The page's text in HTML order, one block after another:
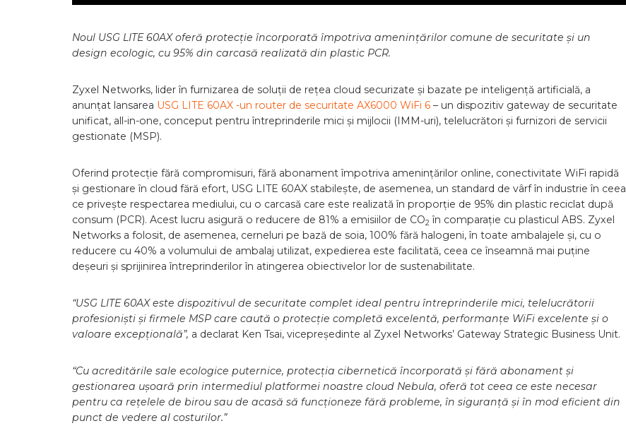
Noul USG LITE 60AX oferă protecție încorporată împotriva amenințărilor comune de securitate și un
design ecologic, cu 95% din carcasă realizată din plastic PCR.
Zyxel Networks, lider în furnizarea de soluții de rețea cloud securizate și bazate pe inteligență artificială, a
anunțat lansarea USG LITE 60AX -un router de securitate AX6000 WiFi 6 – un dispozitiv gateway de securitate
unificat, all-in-one, conceput pentru întreprinderile mici și mijlocii (IMM-uri), telelucrători și furnizori de servicii
gestionate (MSP).
Oferind protecție fără compromisuri, fără abonament împotriva amenințărilor online, conectivitate WiFi rapidă
și gestionare în cloud fără efort, USG LITE 60AX stabilește, de asemenea, un standard de vârf în industrie în ceea
ce privește respectarea mediului, cu o carcasă care este realizată în proporție de 95% din plastic reciclat după
consum (PCR). Acest lucru asigură o reducere de 81% a emisiilor de CO2 în comparație cu plasticul ABS. Zyxel
Networks a folosit, de asemenea, cerneluri pe bază de soia, 100% fără halogeni, în toate ambalajele și, cu o
reducere cu 40% a volumului de ambalaj utilizat, expedierea este facilitată, ceea ce înseamnă mai puține
deșeuri și sprijinirea întreprinderilor în atingerea obiectivelor lor de sustenabilitate.
“USG LITE 60AX este dispozitivul de securitate complet ideal pentru întreprinderile mici, telelucrătorii
profesioniști și firmele MSP care caută o protecție completă excelentă, performanțe WiFi excelente și o
valoare excepțională”, a declarat Ken Tsai, vicepreședinte al Zyxel Networks’ Gateway Strategic Business Unit.
“Cu acreditările sale ecologice puternice, protecția cibernetică încorporată și fără abonament și
gestionarea ușoară prin intermediul platformei noastre cloud Nebula, oferă tot ceea ce este necesar
pentru ca rețelele de birou sau de acasă să funcționeze fără probleme, în siguranță și în mod eficient din
punct de vedere al costurilor.”